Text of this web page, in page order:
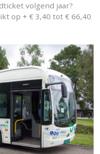
volgend jaar?
op + € 3,40 tot € 66,40